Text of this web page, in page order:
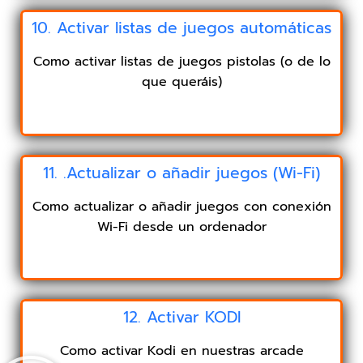
10. Activar listas de juegos automáticas
Como activar listas de juegos pistolas (o de lo
que queráis)
11. .Actualizar o añadir juegos (Wi-Fi)
Como actualizar o añadir juegos con conexión
Wi-Fi desde un ordenador
12. Activar KODI
Como activar Kodi en nuestras arcade